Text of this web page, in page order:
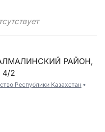
РАЙОН,
4/2
Республики Казахстан